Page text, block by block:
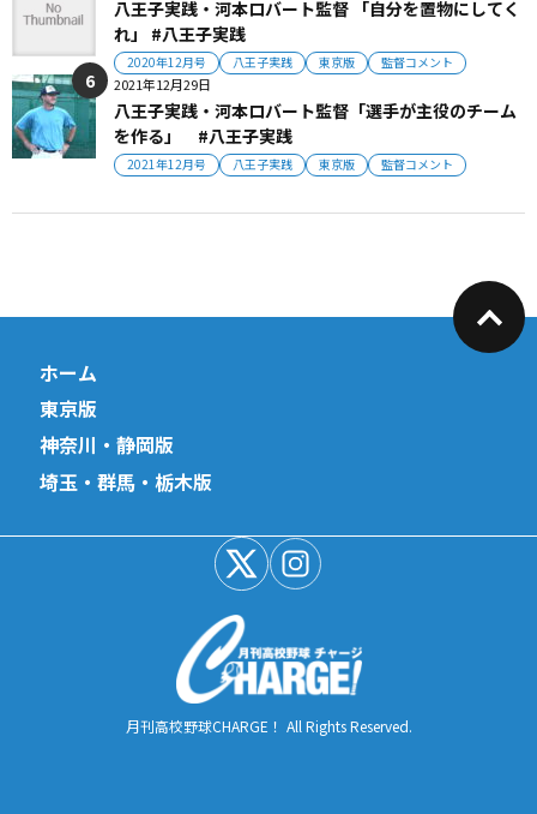
八王子実践・河本ロバート監督 「自分を置物にしてく
れ」 #八王子実践
2020年12月号 八王子実践 東京版 監督コメント
2021年12月29日
八王子実践・河本ロバート監督「選手が主役のチーム
を作る」 #八王子実践
2021年12月号 八王子実践 東京版 監督コメント
ホーム
東京版
神奈川・静岡版
埼玉・群馬・栃木版
月刊高校野球CHARGE！ All Rights Reserved.